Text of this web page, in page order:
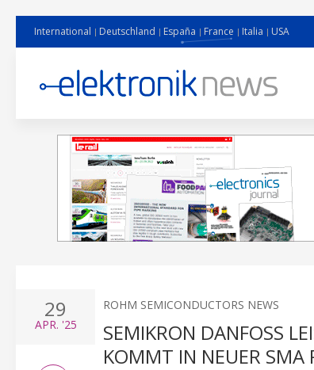
International Deutschland España France Italia USA
29
APR. '25
ROHM SEMICONDUCTORS NEWS
SEMIKRON DANFOSS
KOMMT IN NEUER SMA